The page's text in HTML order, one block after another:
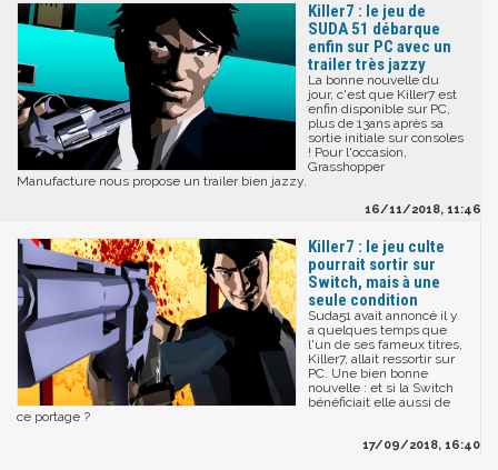
Killer7 : le jeu de
SUDA 51 débarque
enfin sur PC avec un
trailer très jazzy
La bonne nouvelle du
jour, c'est que Killer7 est
enfin disponible sur PC,
plus de 13ans après sa
sortie initiale sur consoles
! Pour l'occasion,
Grasshopper
Manufacture nous propose un trailer bien jazzy.
16/11/2018, 11:46
Killer7 : le jeu culte
pourrait sortir sur
Switch, mais à une
seule condition
Suda51 avait annoncé il y
a quelques temps que
l'un de ses fameux titres,
Killer7, allait ressortir sur
PC. Une bien bonne
nouvelle : et si la Switch
bénéficiait elle aussi de
ce portage ?
17/09/2018, 16:40